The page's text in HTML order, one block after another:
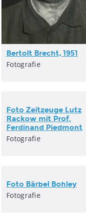
Bertolt Brecht, 1951
Fotografie
Foto Zeitzeuge Lutz
Rackow mit Prof.
Ferdinand Piedmont
Fotografie
Foto Bärbel Bohley
Fotografie